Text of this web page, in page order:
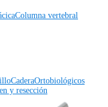
Columna vertebral
CaderaOrtobiológicos
y resección